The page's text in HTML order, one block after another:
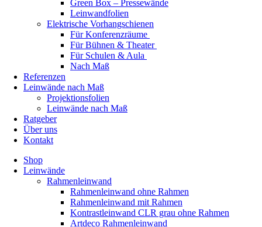
Green Box – Pressewände
Leinwandfolien
Elektrische Vorhangschienen
Für Konferenzräume
Für Bühnen & Theater
Für Schulen & Aula
Nach Maß
Referenzen
Leinwände nach Maß
Projektionsfolien
Leinwände nach Maß
Ratgeber
Über uns
Kontakt
Shop
Leinwände
Rahmenleinwand
Rahmenleinwand ohne Rahmen
Rahmenleinwand mit Rahmen
Kontrastleinwand CLR grau ohne Rahmen
Artdeco Rahmenleinwand